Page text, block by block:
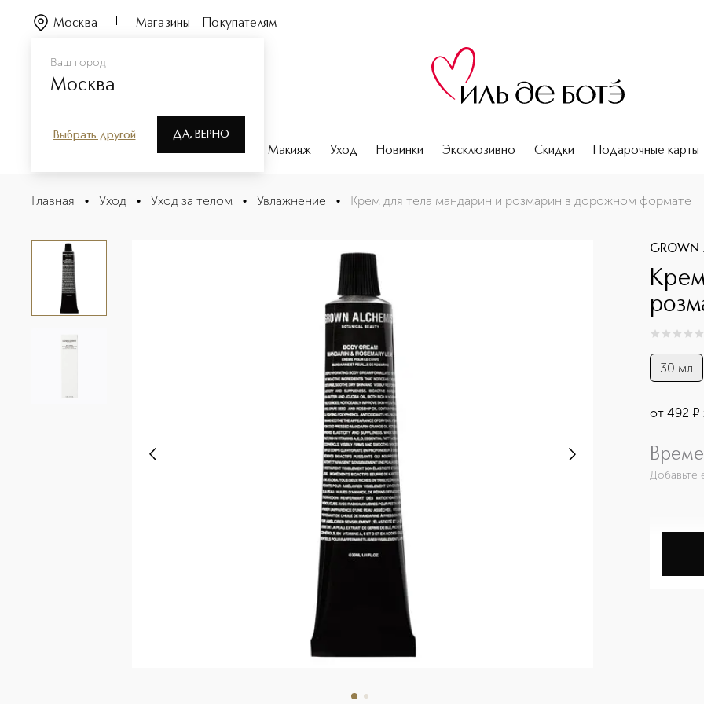
Ваш город
Москва
Выбрать другой ДА, ВЕРНО
Москва Магазины Покупателям
Парфюмерия Макияж Уход Новинки Эксклюзивно Скидки Подарочные карты
Крем для тела мандарин и розмарин в дорожном формате
Описание
Главная • Уход • Уход за телом • Увлажнение • Крем для тела мандарин и розмарин в дорожном формате
GROWN
0из 0
30 мл
от492 ¤
Добавьте